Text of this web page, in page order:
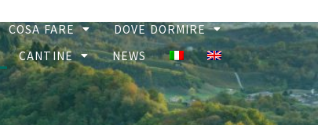
COSA FARE
DOVE DORMIRE
CANTINE NEWS